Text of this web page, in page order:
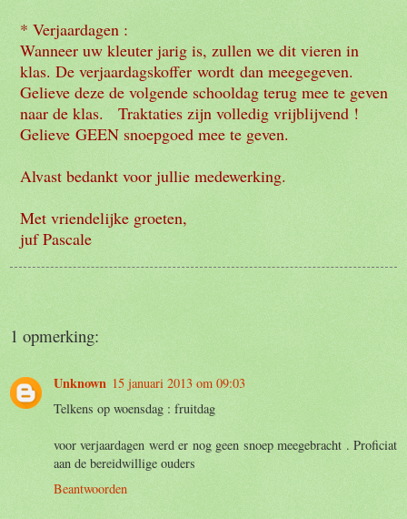
* Verjaardagen :
Wanneer uw kleuter jarig is, zullen we dit vieren in
klas. De verjaardagskoffer wordt dan meegegeven.
Gelieve deze de volgende schooldag terug mee te geven
naar de klas. Traktaties zijn volledig vrijblijvend !
Gelieve GEEN snoepgoed mee te geven.
Alvast bedankt voor jullie medewerking.
Met vriendelijke groeten,
juf Pascale
1 opmerking:
Unknown 15 januari 2013 om 09:03
Telkens op woensdag : fruitdag
voor verjaardagen werd er nog geen snoep meegebracht . Proficiat
aan de bereidwillige ouders
Beantwoorden